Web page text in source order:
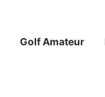
Golf Amateur